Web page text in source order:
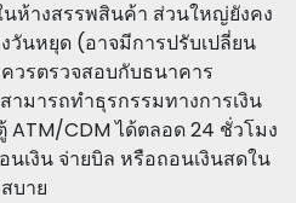
ห้างสรรพสินค้า ส่วนใหญ่ยังคง
วันหยุด (อาจมีการปรับเปลี่ยน
วรตรวจสอบกับธนาคาร
มารถทำธุรกรรมทางการเงิน
ATM/CDM ได้ตลอด 24 ชั่วโมง
เงิน จ่ายบิล หรือถอนเงินสดใน
บาย